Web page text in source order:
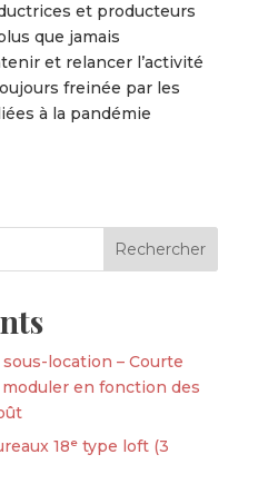
et producteurs
que jamais
et relancer l’activité
freinée par les
à la pandémie
location – Courte
en fonction des
18ᵉ type loft (3